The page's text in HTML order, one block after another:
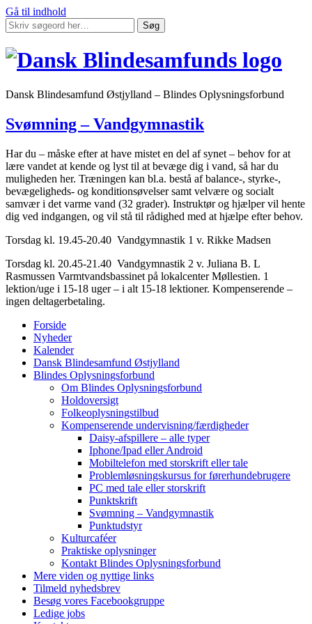
Gå til indhold
Søg
Dansk Blindesamfund Østjylland – Blindes Oplysningsforbund
Svømning – Vandgymnastik
Har du – måske efter at have mistet en del af synet – behov for at
lære vandet at kende og lyst til at bevæge dig i vand, så har du
muligheden her. Træningen kan bl.a. bestå af balance-, styrke-,
bevægeligheds- og konditionsøvelser samt velvære og socialt
samvær i det varme vand (32 grader). Instruktør og hjælper vil hente
dig ved indgangen, og vil stå til rådighed med at hjælpe efter behov.
Torsdag kl. 19.45-20.40 Vandgymnastik 1 v. Rikke Madsen
Torsdag kl. 20.45-21.40 Vandgymnastik 2 v. Juliana B. L
Rasmussen Varmtvandsbassinet på lokalcenter Møllestien. 1
lektion/uge i 15-18 uger – i alt 15-18 lektioner. Kompenserende –
ingen deltagerbetaling.
Forside
Nyheder
Kalender
Dansk Blindesamfund Østjylland
Blindes Oplysningsforbund
Om Blindes Oplysningsforbund
Holdoversigt
Folkeoplysningstilbud
Kompenserende undervisning/færdigheder
Daisy-afspillere – alle typer
Iphone/Ipad eller Android
Mobiltelefon med storskrift eller tale
Problemløsningskursus for førerhundebrugere
PC med tale eller storskrift
Punktskrift
Svømning – Vandgymnastik
Punktudstyr
Kulturcaféer
Praktiske oplysninger
Kontakt Blindes Oplysningsforbund
Mere viden og nyttige links
Tilmeld nyhedsbrev
Besøg vores Facebookgruppe
Ledige jobs